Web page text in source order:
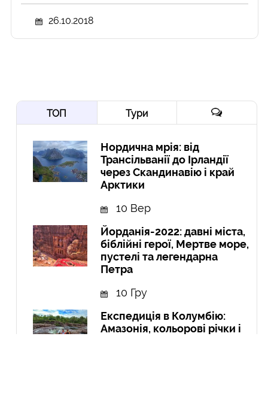
26.10.2018
ТОП Тури
Нордична мрія: від
Трансільванії до Ірландії
через Скандинавію і край
Арктики
10 Вер
Йорданія-2022: давні міста,
біблійні герої, Мертве море,
пустелі та легендарна
Петра
10 Гру
Експедиція в Колумбію:
Амазонія, кольорові річки і